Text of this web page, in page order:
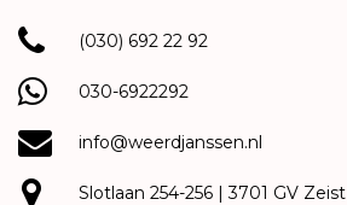
(030) 692 22 92
030-6922292
info@weerdjanssen.nl
Slotlaan 254-256 | 3701 GV Zeist